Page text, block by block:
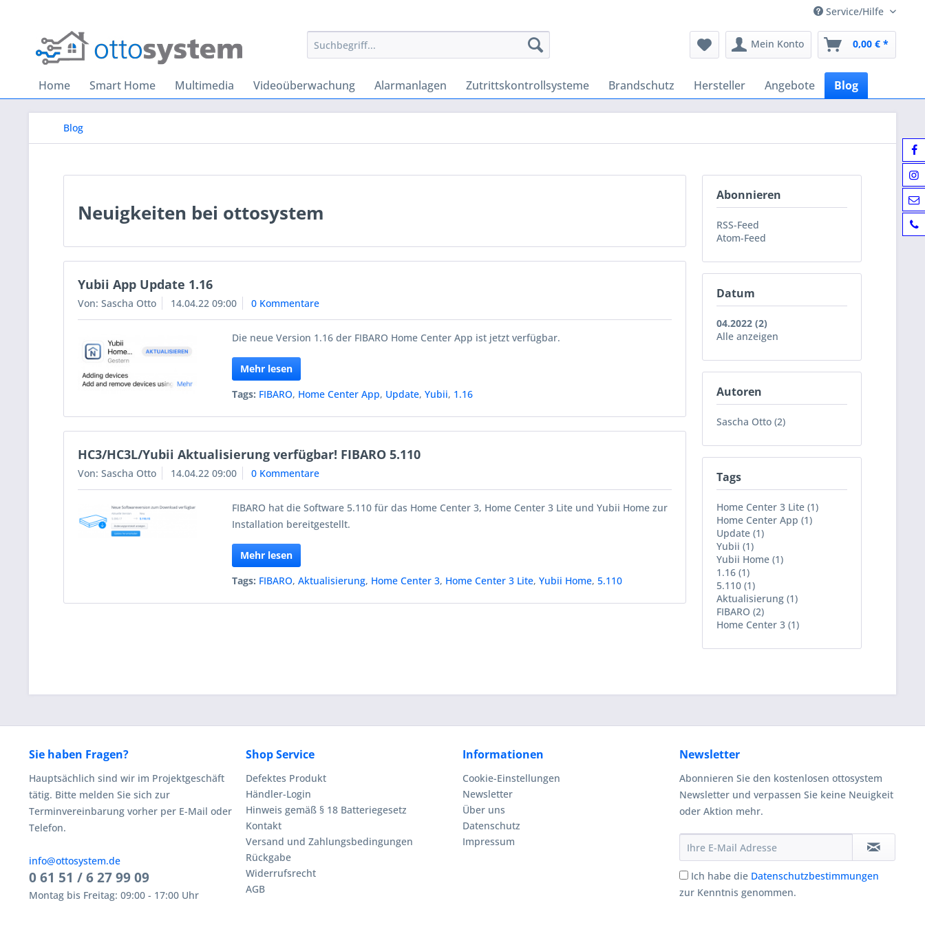
Service/Hilfe
Mein Konto 0,00 € *
Home Smart Home Multimedia Videoüberwachung Alarmanlagen Zutrittskontrollsysteme Brandschutz Hersteller Angebote Blog
Blog
Abonnieren
RSS-Feed
Atom-Feed
Datum
04.2022 (2)
Alle anzeigen
Autoren
Sascha Otto (2)
Tags
Home Center 3 Lite (1)
Home Center App (1)
Update (1)
Yubii (1)
Yubii Home (1)
1.16 (1)
5.110 (1)
Aktualisierung (1)
FIBARO (2)
Home Center 3 (1)
Neuigkeiten bei ottosystem
Yubii App Update 1.16
Von: Sascha Otto 14.04.22 09:00 0 Kommentare
Die neue Version 1.16 der FIBARO Home Center App ist jetzt verfügbar.
Mehr lesen
Tags: FIBARO, Home Center App, Update,Yubii, 1.16
HC3/HC3L/Yubii Aktualisierung verfügbar! FIBARO 5.110
Von: Sascha Otto 14.04.22 09:00 0 Kommentare
FIBARO hat die Software 5.110 für das Home Center 3, Home Center 3 Lite und Yubii Home zur
Installation bereitgestellt.
Mehr lesen
Tags: FIBARO,Aktualisierung, Home Center 3, Home Center 3 Lite,Yubii Home,5.110
Sie haben Fragen?
Hauptsächlich sind wir im Projektgeschäft
tätig. Bitte melden Sie sich zur
Terminvereinbarung vorher per E-Mail oder
Telefon.
info@ottosystem.de
0 61 51 / 6 27 99 09
Montag bis Freitag: 09:00 - 17:00 Uhr
Shop Service
Defektes Produkt
Händler-Login
Hinweis gemäß § 18 Batteriegesetz
Kontakt
Versand und Zahlungsbedingungen
Rückgabe
Widerrufsrecht
AGB
Informationen
Cookie-Einstellungen
Newsletter
Über uns
Datenschutz
Impressum
Newsletter
Abonnieren Sie den kostenlosen ottosystem
Newsletter und verpassen Sie keine Neuigkeit
oder Aktion mehr.
Ich habe die Datenschutzbestimmungen
zur Kenntnis genommen.